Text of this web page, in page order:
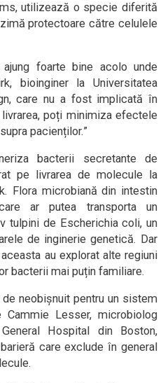
utilizează o specie diferită
protectoare către celulele
ajung foarte bine acolo unde
bioinginer la Universitatea
care nu a fost implicată în
poți minimiza efectele
pacienților.”
bacterii secretante de
pe livrarea de molecule la
Flora microbiană din intestin
ar putea transporta un
tulpini de Escherichia coli, un
de inginerie genetică. Dar
au explorat alte regiuni
bacterii mai puțin familiare.
neobișnuit pentru un sistem
Cammie Lesser, microbiolog
Hospital din Boston,
care exclude în general